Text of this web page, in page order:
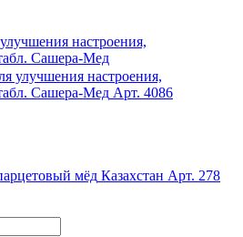
улучшения настроения,
Сашера-Мед Арт. 4086
мёд Казахстан Арт. 278